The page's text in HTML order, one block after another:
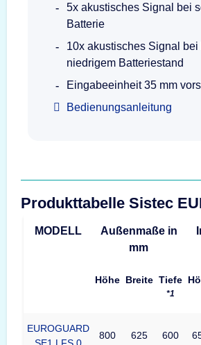
5x akustisches Signal bei
Batterie
10x akustisches Signal bei
niedrigem Batteriestand
Eingabeeinheit 35 mm
Bedienungsanleitung
Produkttabelle Sistec
MODELL
Außenmaße in
mm
Höhe Breite Tiefe
*1
EUROGUARD
SE1 LFS 0
800 625 600